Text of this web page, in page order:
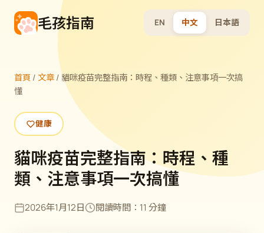
毛孩指南 EN 中文 日本語
首頁 / 文章 / 貓咪疫苗完整指南：時程、種類、注意事項一次搞
懂
健康
貓咪疫苗完整指南：時程、種
類、注意事項一次搞懂
2026年1月12日 閱讀時間：11 分鐘